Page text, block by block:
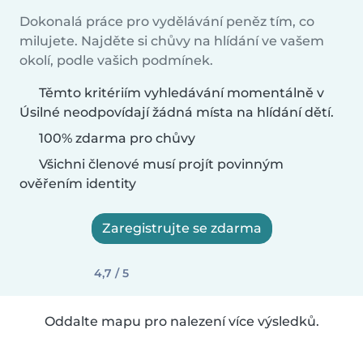
Dokonalá práce pro vydělávání peněz tím, co
milujete. Najděte si chůvy na hlídání ve vašem
okolí, podle vašich podmínek.
Těmto kritériím vyhledávání momentálně v
Úsilné neodpovídají žádná místa na hlídání dětí.
100% zdarma pro chůvy
Všichni členové musí projít povinným
ověřením identity
Zaregistrujte se zdarma
4,7 / 5
Oddalte mapu pro nalezení více výsledků.